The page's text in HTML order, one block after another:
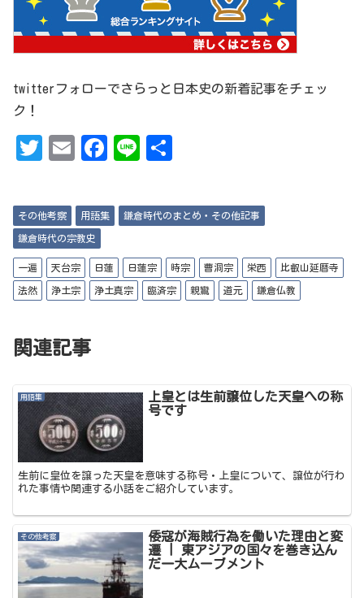
twitterフォローでさらっと日本史の新着記事をチェッ
ク！
T
it
te
r
Em
l
Fa
bo
ok
Li
その他考察 用語集 鎌倉時代のまとめ・その他記事
鎌倉時代の宗教史
一遍 天台宗 日蓮 日蓮宗 時宗 曹洞宗 栄西 比叡山延暦寺
法然 浄土宗 浄土真宗 臨済宗 親鸞 道元 鎌倉仏教
関連記事
用語集
上皇とは生前譲位した天皇への称
号です
生前に皇位を譲った天皇を意味する称号・上皇について、譲位が行わ
れた事情や関連する小話をご紹介しています。
その他考察
倭寇が海賊行為を働いた理由と変
遷 | 東アジアの国々を巻き込ん
だ一大ムーブメント